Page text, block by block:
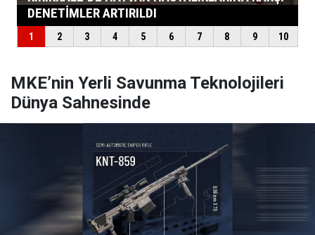
MKE’nin Yerli Savunma Teknolojileri
Dünya Sahnesinde